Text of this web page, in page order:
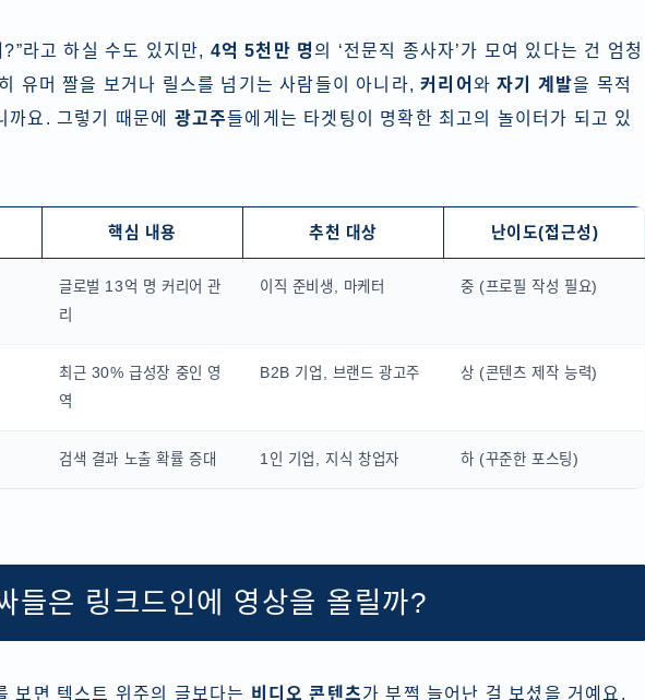
라고 하실 수도 있지만, 4억 5천만 명 의 ‘전문직 종사자’가 모여 있다는 건 엄청
유머 짤을 보거나 릴스를 넘기는 사람들이 아니라,커리어 와자기 계발을 목적
까요. 그렇기 때문에 광고주들에게는 타겟팅이 명확한 최고의 놀이터가 되고 있
핵심 내용 추천 대상 난이도(접근성)
글로벌 13억 명 커리어 관
리
이직 준비생, 마케터 중 (프로필 작성 필요)
최근 30% 급성장 중인 영
역
B2B 기업, 브랜드 광고주 상 (콘텐츠 제작 능력)
검색 결과 노출 확률 증대 1인 기업, 지식 창업자 하 (꾸준한 포스팅)
들은 링크드인에 영상을 올릴까?
보면 텍스트 위주의 글보다는 비디오 콘텐츠가 부쩍 늘어난 걸 보셨을 거예요.